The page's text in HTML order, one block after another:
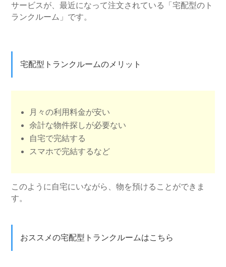
サービスが、最近になって注文されている「宅配型のト
ランクルーム」です。
宅配型トランクルームのメリット
月々の利用料金が安い
余計な物件探しが必要ない
自宅で完結する
スマホで完結するなど
このように自宅にいながら、物を預けることができま
す。
おススメの宅配型トランクルームはこちら